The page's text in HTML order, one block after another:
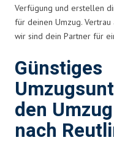
Verfügung und erstellen
für deinen Umzug.
wir sind dein Partner für
Günstiges
den
nach